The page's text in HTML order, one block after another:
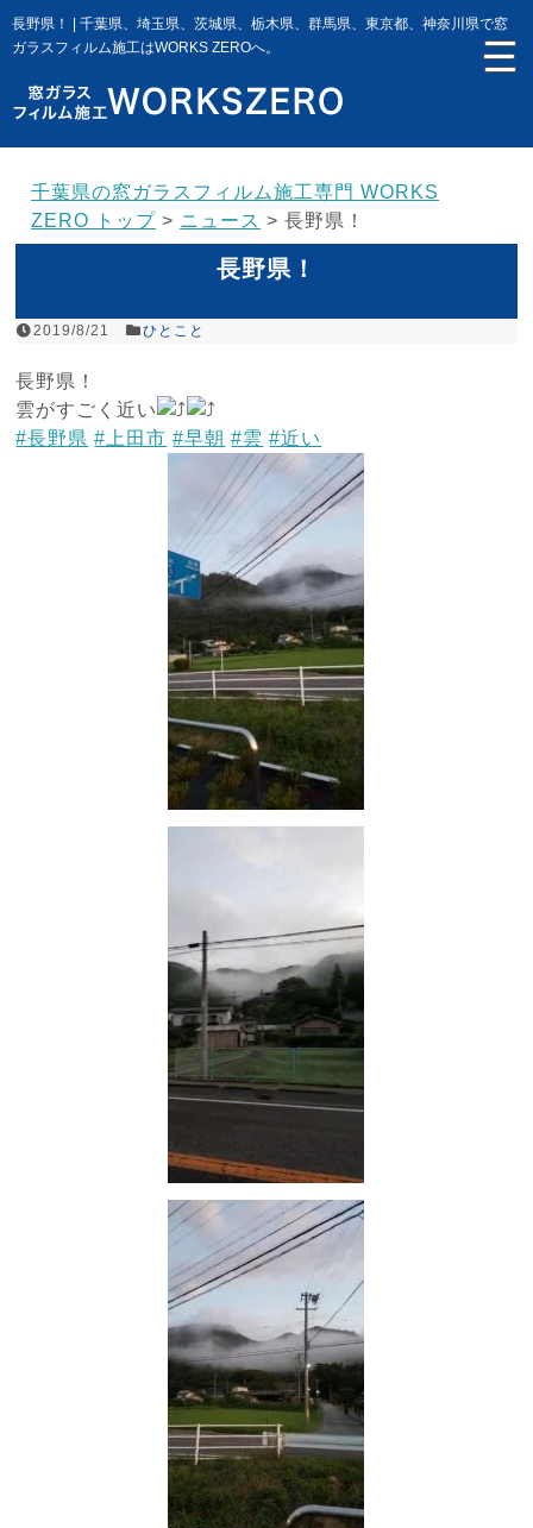
長野県！ | 千葉県、埼玉県、茨城県、栃木県、群馬県、東京都、神奈川県で窓
ガラスフィルム施工はWORKS ZEROへ。
千葉県の窓ガラスフィルム施工専門 WORKS
ZERO トップ > ニュース >長野県！
長野県！
2019/8/21 ひとこと
長野県！
雲がすごく近い
#長野県 #上田市 #早朝 #雲 #近い